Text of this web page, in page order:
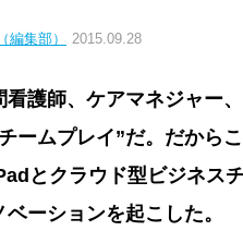
編集部） 2015.09.28
看護師、ケアマネジャー
ームプレイ”だ。だから
とクラウド型ビジネス
ーションを起こした。